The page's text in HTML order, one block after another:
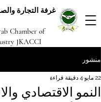
غرفة التجارة
Chamber of
JKACCI
منشور
النمو الاقتصادي
22 مايو 4 دقيقة قراءة